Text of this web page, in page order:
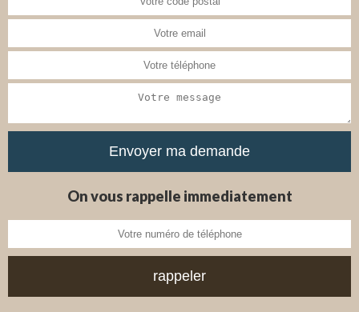
On vous rappelle immediatement